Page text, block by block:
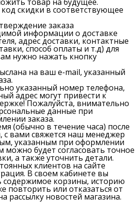
скидки в соответствующее
заказа
информации о доставке
адрес доставки, контактные
способ оплаты и т.д) для
нужно нажать кнопку
на ваш e-mail, указанный
указанный номер телефона,
адрес могут привести к
Пожалуйста, внимательно
данные при
заказа.
(обычно в течение часа) после
с вами свяжется наш менеджер
указанным при оформлении
можно будет согласовать точное
а также уточнить детали.
клиентов на сайте
. В своем кабинете вы
содержимое корзины, историю
повторить или отказаться от
рассылку новостей магазина.